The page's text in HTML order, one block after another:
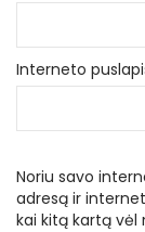
Interneto
Noriu savo
adresą ir
kai kitą kartą vėl